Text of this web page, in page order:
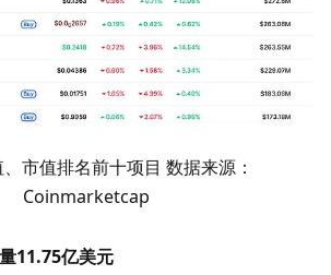
市值排名前十项目 数据来源：
Coinmarketcap
11.75亿美元